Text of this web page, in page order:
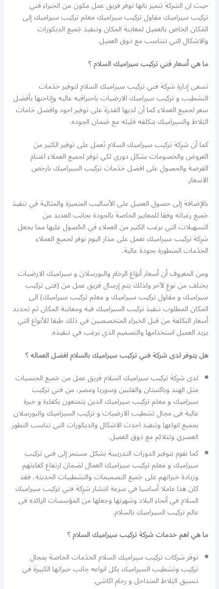
حيث ان الشركة تتميز بانها توفر فريق عمل مكون من الخبراء فني
تركيب سيراميك مقاول تركيب سيراميك معلم تركيب سيراميك إلى
المَكان الخاص بالعميل لمعاينة المكان وتنفيذ جَميع الديكورات
والاشكال التي تتناسب مع ذوق العميل.
ما هي أسعار فني تركيب سيراميك السلام ؟
تسعى إدارة شرِكة فني تركيب سيراميك السلام لتوفير خدَمات
التشطيب و تركيب سيراميك الارضيات باحترافيه عاليه وإتاحتها بأفضل
سعر لجميع العملاء كما أن لديها القدرة على توفير اجود وافضل خامات
البَلاط والسيراميك بتكلفه قليله مع ضمان الجوده.
كما أن شرِكة تركيب سيراميك السلام تَعمل على توفير الكثير من
العروض والخصومات بشكل دوري لكي توفر لجميع العملاء اغتنام
الفرصة والحصول على افضل خدَمات تركيب السيراميك بارخص
الاسعار.
بالإضافة إلى حصول العميل على الأساليب المتميزة والمثالية في تنفيذ
جَميع رغباته وفقا للمعايير الخاصة بالجودة بجانب العديد من
التسهيلات التي يرغب الكثير من العملاء في الحُصول عليها مما يجعل
شرِكة تركيب سيراميك نعمل على مدار اليوم نوفر لجميع العملاء
الخدَمات المتطورة بجودة عالية.
ومن المعروف أن أسعار أنوَاع الرخام والبورسلان و سيراميك الارضيات
يختلف من نوع لآخر ولذلك يتم إرسال فريق عمل من (فنى تركيب
سيراميك و مقاول تركيب سيراميك و معلم تركيب سيراميك) الى
المكان المطلوب تنفيذ تركيب السيراميك فيه ومعاينة المكان ثم تحديد
أسعار التكلفة من قبل الخبراء المتخصصين في ذلك طبقا للأنواع التي
يريد العميل استخدامها والتصميم الذي يرغب في تنفيذه.
هل يتوفر لدى شركة فني تركيب سيراميك بالسلام افضل العماله ؟
لدى شرِكة تركيب سيراميك السلام فريق عمل من جَميع الجنسيات
مثل الهند وباكستان والفلبين وسوريا ومصر، من فني تركيب
سيراميك و معلم تركيب سيراميك الذين يتمتعون بكفاءة و خبرة
عالية فى مجال تشطيب الارضيات و تركيب السيراميك والبورسلان
بجميع انواعها وتنفيذ احدث الاشكال والديكورات التي تناسب التطور
العصري وتتلائم مع ذوق العميل.
كما نقوم بتوفير الدورات التدريبية بشكل مستمر إلى فني تركيب
سيراميك و معلم تركيب سيراميك العمال لضمان ارتفاع كفاءتهم
وزيادة خبراتهم على جَميع التصميمات والتشطيبات الحديثة، فقد
كان هذا عاملا أساسيا في سرعة انتشار شرِكة فني تركيب سيراميك
السلام في أنحاء البلاد وشهرتها وجعلها من المؤسسات الرائده فى
عالم تركيب السيراميك بالسلام.
ما هي اهم خدمات شركة تركيب سيراميك السلام ؟
توفر شركات تركيب سيراميك السلام الخدَمات الخاصة بمجال
تركيب وتشطيب السيراميك بكل انواعه جانب خبراتها الكبيرة في
تنسيق البَلاط المتداخل و رخام اكاشي.